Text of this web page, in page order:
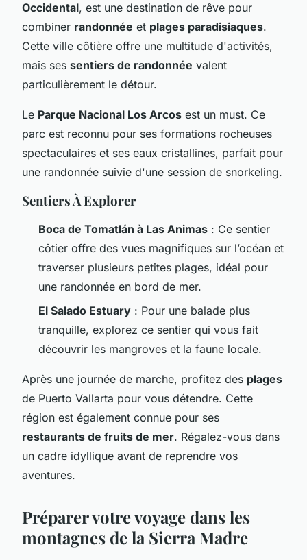
Occidental, est une destination de rêve pour
combiner randonnée et plages paradisiaques.
Cette ville côtière offre une multitude d'activités,
mais ses sentiers de randonnée valent
particulièrement le détour.
Le Parque Nacional Los Arcos est un must. Ce
parc est reconnu pour ses formations rocheuses
spectaculaires et ses eaux cristallines, parfait pour
une randonnée suivie d'une session de snorkeling.
Sentiers À Explorer
Boca de Tomatlán à Las Animas : Ce sentier
côtier offre des vues magnifiques sur l’océan et
traverser plusieurs petites plages, idéal pour
une randonnée en bord de mer.
El Salado Estuary : Pour une balade plus
tranquille, explorez ce sentier qui vous fait
découvrir les mangroves et la faune locale.
Après une journée de marche, profitez des plages
de Puerto Vallarta pour vous détendre. Cette
région est également connue pour ses
restaurants de fruits de mer. Régalez-vous dans
un cadre idyllique avant de reprendre vos
aventures.
Préparer votre voyage dans les
montagnes de la Sierra Madre